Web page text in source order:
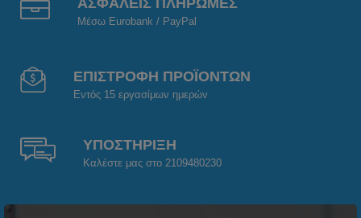
ΑΣΦΑΛΕΙΣ ΠΛΗΡΩΜΕΣ
Μέσω Eurobank / PayPal
ΕΠΙΣΤΡΟΦΗ ΠΡΟΪΟΝΤΩΝ
Εντός 15 εργασίμων ημερών
ΥΠΟΣΤΗΡΙΞΗ
Καλέστε μας στο 2109480230